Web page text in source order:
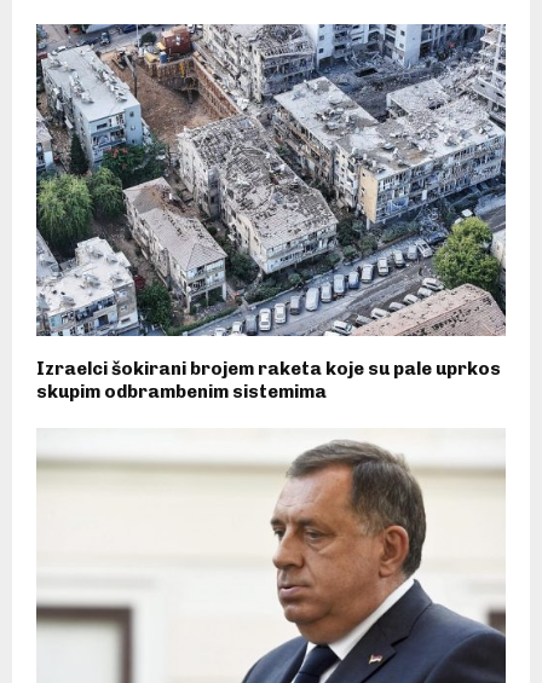
Izraelci šokirani brojem raketa koje su pale uprkos
skupim odbrambenim sistemima